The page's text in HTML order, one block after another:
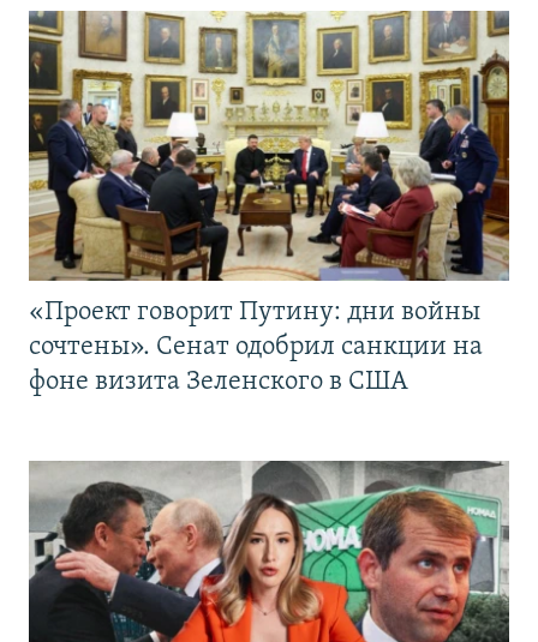
«Проект говорит Путину: дни войны
сочтены». Сенат одобрил санкции на
фоне визита Зеленского в США